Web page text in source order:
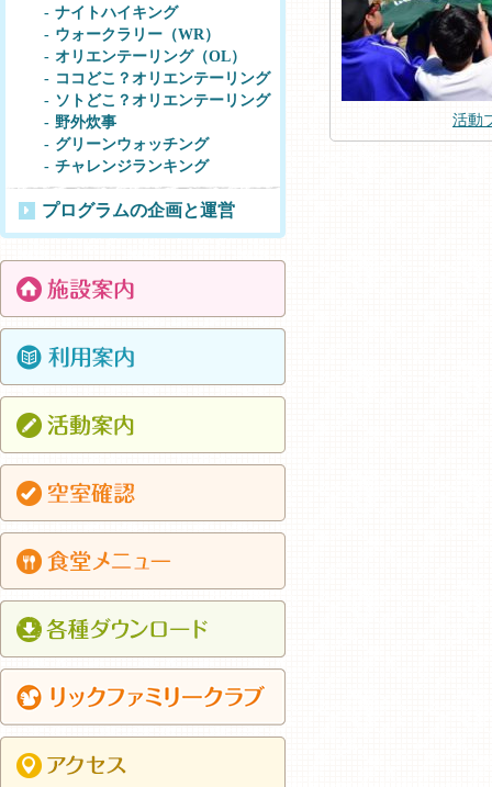
活動
ナイトハイキング
ウォークラリー（WR）
オリエンテーリング（OL）
ココどこ？オリエンテーリング
ソトどこ？オリエンテーリング
野外炊事
グリーンウォッチング
チャレンジランキング
プログラムの企画と運営